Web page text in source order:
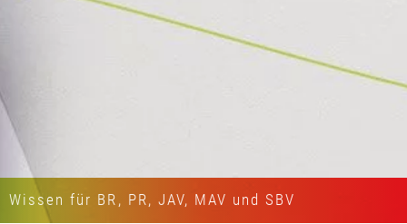
Wissen für BR, PR, JAV, MAV und SBV